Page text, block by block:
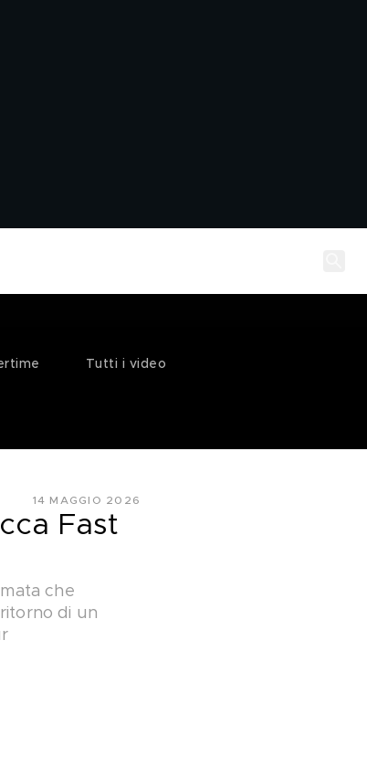
Tutti i video
14 MAGGIO 2026
Fast
che
di un